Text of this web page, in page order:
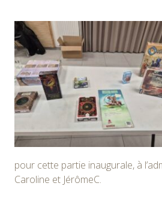
pour cette partie inaugurale, à
Caroline et JérômeC.